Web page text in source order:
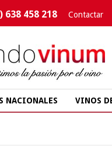
638 458 218 Contactar
NACIONALES VINOS